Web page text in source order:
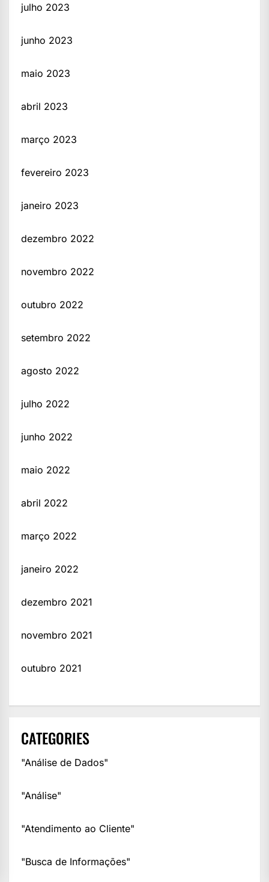
julho 2023
junho 2023
maio 2023
abril 2023
março 2023
fevereiro 2023
janeiro 2023
dezembro 2022
novembro 2022
outubro 2022
setembro 2022
agosto 2022
julho 2022
junho 2022
maio 2022
abril 2022
março 2022
janeiro 2022
dezembro 2021
novembro 2021
outubro 2021
CATEGORIES
"Análise de Dados"
"Análise"
"Atendimento ao Cliente"
"Busca de Informações"